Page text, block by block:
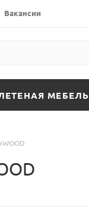
Вакансии
МЕБЕЛЬ